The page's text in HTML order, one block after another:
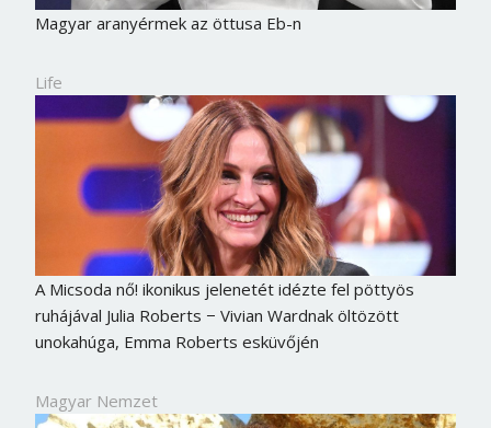
Magyar aranyérmek az öttusa Eb-n
Life
A Micsoda nő! ikonikus jelenetét idézte fel pöttyös
ruhájával Julia Roberts − Vivian Wardnak öltözött
unokahúga, Emma Roberts esküvőjén
Magyar Nemzet